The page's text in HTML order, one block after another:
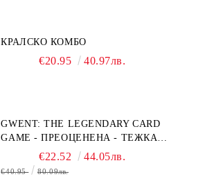
КРАЛСКО КОМБО
€20.95 40.97лв.
GWENT: THE LEGENDARY CARD
GAME - ПРЕОЦЕНЕНА - ТЕЖКА
ПОВРЕДА НА КУТИЯТА
€22.52 44.05лв.
€40.95 80.09лв.